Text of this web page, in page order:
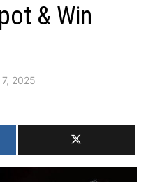
& Win
2025